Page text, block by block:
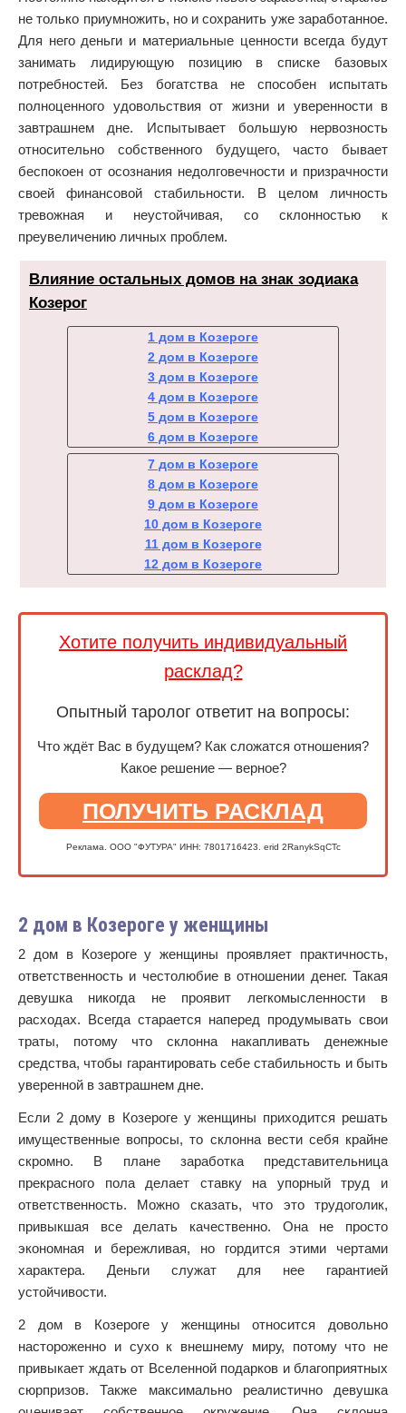
не только приумножить, но и сохранить уже заработанное.
Для него деньги и материальные ценности всегда будут
занимать лидирующую позицию в списке базовых
потребностей. Без богатства не способен испытать
полноценного удовольствия от жизни и уверенности в
завтрашнем дне. Испытывает большую нервозность
относительно собственного будущего, часто бывает
беспокоен от осознания недолговечности и призрачности
своей финансовой стабильности. В целом личность
тревожная и неустойчивая, со склонностью к
преувеличению личных проблем.
Влияние остальных домов на знак зодиака
Козерог
1 дом в Козероге
2 дом в Козероге
3 дом в Козероге
4 дом в Козероге
5 дом в Козероге
6 дом в Козероге
7 дом в Козероге
8 дом в Козероге
9 дом в Козероге
10 дом в Козероге
11 дом в Козероге
12 дом в Козероге
Хотите получить индивидуальный
расклад?
Опытный таролог ответит на вопросы:
Что ждёт Вас в будущем? Как сложатся отношения?
Какое решение — верное?
ПОЛУЧИТЬ РАСКЛАД
Реклама. ООО "ФУТУРА" ИНН: 7801716423. erid 2RanykSqCTc
2 дом в Козероге у женщины
2 дом в Козероге у женщины проявляет практичность,
ответственность и честолюбие в отношении денег. Такая
девушка никогда не проявит легкомысленности в
расходах. Всегда старается наперед продумывать свои
траты, потому что склонна накапливать денежные
средства, чтобы гарантировать себе стабильность и быть
уверенной в завтрашнем дне.
Если 2 дому в Козероге у женщины приходится решать
имущественные вопросы, то склонна вести себя крайне
скромно. В плане заработка представительница
прекрасного пола делает ставку на упорный труд и
ответственность. Можно сказать, что это трудоголик,
привыкшая все делать качественно. Она не просто
экономная и бережливая, но гордится этими чертами
характера. Деньги служат для нее гарантией
устойчивости.
2 дом в Козероге у женщины относится довольно
настороженно и сухо к внешнему миру, потому что не
привыкает ждать от Вселенной подарков и благоприятных
сюрпризов. Также максимально реалистично девушка